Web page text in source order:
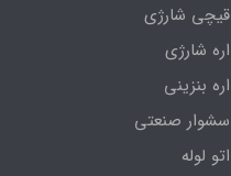
قیچی شارژی
اره شارژی
اره بنزینی
سشوار صنعتی
اتو لوله